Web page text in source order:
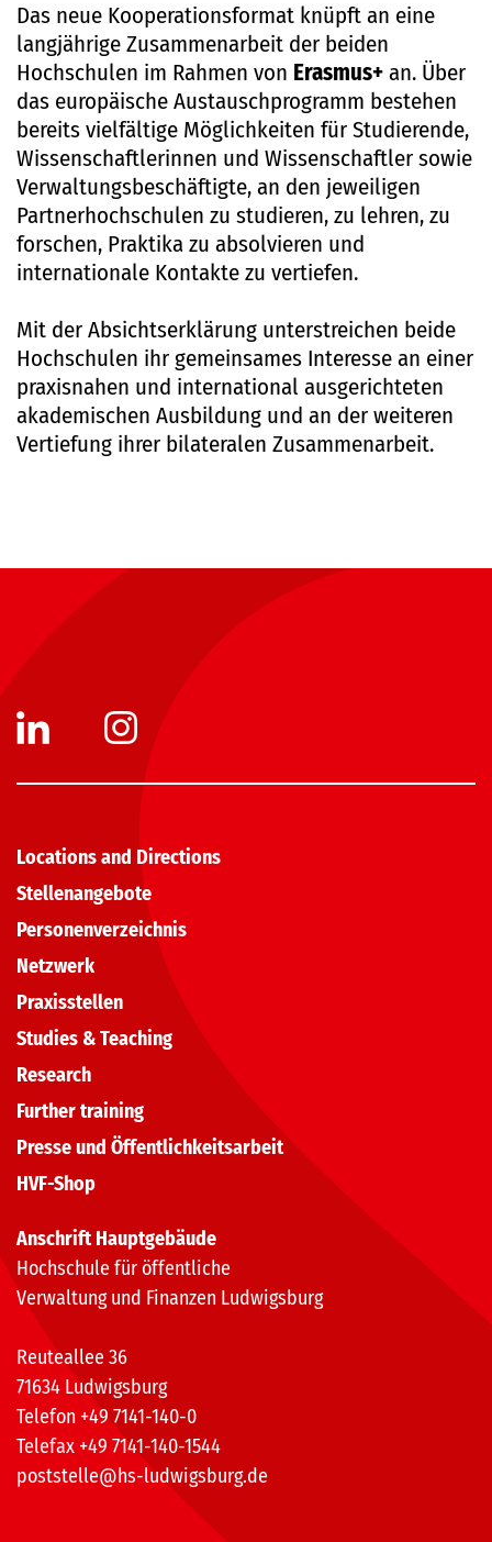
Das neue Kooperationsformat knüpft an eine
langjährige Zusammenarbeit der beiden
Hochschulen im Rahmen von Erasmus+an. Über
das europäische Austauschprogramm bestehen
bereits vielfältige Möglichkeiten für Studierende,
Wissenschaftlerinnen und Wissenschaftler sowie
Verwaltungsbeschäftigte, an den jeweiligen
Partnerhochschulen zu studieren, zu lehren, zu
forschen, Praktika zu absolvieren und
internationale Kontakte zu vertiefen.
Mit der Absichtserklärung unterstreichen beide
Hochschulen ihr gemeinsames Interesse an einer
praxisnahen und international ausgerichteten
akademischen Ausbildung und an der weiteren
Vertiefung ihrer bilateralen Zusammenarbeit.
Locations and Directions
Stellenangebote
Personenverzeichnis
Netzwerk
Praxisstellen
Studies & Teaching
Research
Further training
Presse und Öffentlichkeitsarbeit
HVF-Shop
Anschrift Hauptgebäude
Hochschule für öffentliche
Verwaltung und Finanzen Ludwigsburg
Reuteallee 36
71634 Ludwigsburg
Telefon +49 7141-140-0
Telefax +49 7141-140-1544
poststelle@hs-ludwigsburg.de